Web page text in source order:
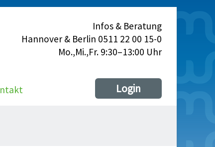
Infos & Beratung
Hannover & Berlin 0511 22 00 15-0
Mo.,Mi.,Fr. 9:30–13:00 Uhr
Login